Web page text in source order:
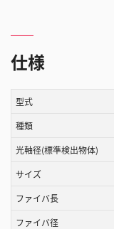
仕様
型式
種類
光軸径(標準検出物体)
サイズ
ファイバ長
ファイバ径